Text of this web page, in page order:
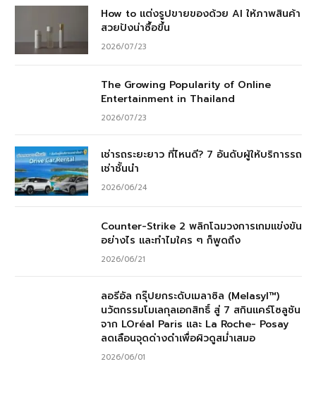
How to แต่งรูปขายของด้วย AI ให้ภาพสินค้า
สวยปังน่าซื้อขึ้น
2026/07/23
The Growing Popularity of Online
Entertainment in Thailand
2026/07/23
เช่ารถระยะยาว ที่ไหนดี? 7 อันดับผู้ให้บริการรถ
เช่าชั้นนำ
2026/06/24
Counter-Strike 2 พลิกโฉมวงการเกมแข่งขัน
อย่างไร และทำไมใคร ๆ ก็พูดถึง
2026/06/21
ลอรีอัล กรุ๊ปยกระดับเมลาซิล (Melasyl™)
นวัตกรรมโมเลกุลเอกสิทธิ์ สู่ 7 สกินแคร์โซลูชัน
จาก LOréal Paris และ La Roche- Posay
ลดเลือนจุดด่างดำเพื่อผิวดูสม่ำเสมอ
2026/06/01